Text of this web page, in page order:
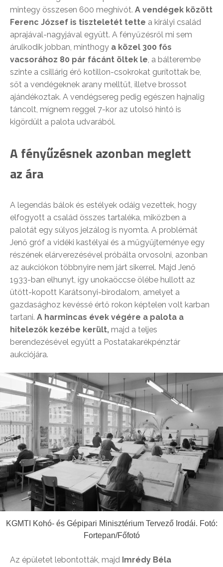
mintegy összesen 600 meghívót. A vendégek között
Ferenc József is tiszteletét tette a királyi család
aprajával-nagyjával együtt. A fényűzésről mi sem
árulkodik jobban, minthogy a közel 300 fős
vacsorához 80 pár fácánt öltek le, a bálterembe
szinte a csillárig érő kotillon-csokrokat gurítottak be,
sőt a vendégeknek arany melltűt, illetve brossot
ajándékoztak. A vendégsereg pedig egészen hajnalig
táncolt, mígnem reggel 7-kor az utolsó hintó is
kigördült a palota udvarából.
A fényűzésnek azonban meglett
az ára
A legendás bálok és estélyek odáig vezettek, hogy
elfogyott a család összes tartaléka, miközben a
palotát egy súlyos jelzálog is nyomta. A problémát
Jenő gróf a vidéki kastélyai és a műgyűjteménye egy
részének elárverezésével próbálta orvosolni, azonban
az aukciókon többnyire nem járt sikerrel. Majd Jenő
1933-ban elhunyt, így unokaöccse ölébe hullott az
ütött-kopott Karátsonyi-birodalom, amelyet a
gazdasághoz kevéssé értő rokon képtelen volt karban
tartani. A harmincas évek végére a palota a
hitelezők kezébe került, majd a teljes
berendezésével együtt a Postatakarékpénztár
aukciójára.
KGMTI Kohó- és Gépipari Minisztérium Tervező Irodái. Fotó:
Fortepan/Főfotó
Az épületet lebontották, majd Imrédy Béla